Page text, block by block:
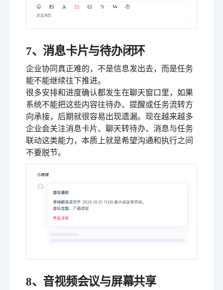
7、消息卡片与待办闭环
企业协同真正难的，不是信息发出去，而是任务
能不能继续往下推进。
很多安排和进度确认都发生在聊天窗口里，如果
系统不能把这些内容往待办、提醒或任务流转方
向承接，后期就很容易出现遗漏。现在越来越多
企业会关注消息卡片、聊天转待办、消息与任务
联动这类能力，本质上就是希望沟通和执行之间
不要脱节。
8、音视频会议与屏幕共享